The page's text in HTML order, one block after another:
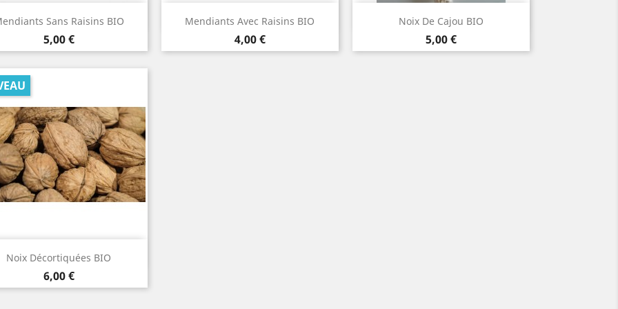
Sans Raisins BIO
Prix
5,00 €
Aperçu rapide Mendiants Avec Raisins BIO
Prix
4,00 €
Aperçu rapide Noix De Cajou BIO
Prix
5,00 €
Aperçu rapide
Noix Décortiquées BIO
Prix
6,00 €
 Aperçu rapide